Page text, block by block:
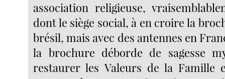
association religieuse,
dont le siège social, à en croire la
brésil, mais avec des antennes en
la brochure déborde de sagesse
restaurer les Valeurs de la Famille